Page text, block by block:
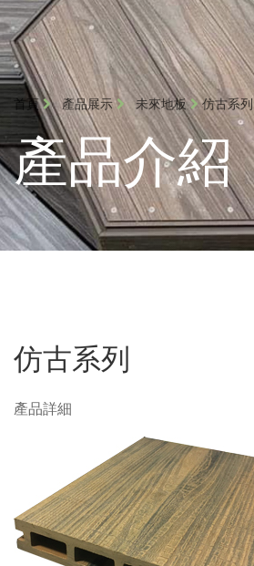
首頁 產品展示 未來地板 仿古系
產品介紹
仿古系列
產品詳細